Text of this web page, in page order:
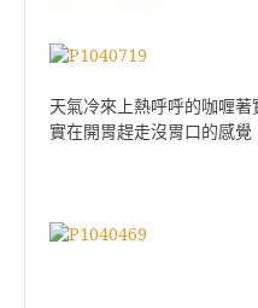
天氣冷來上熱呼呼的咖喱
實在開胃趕走沒胃口的感